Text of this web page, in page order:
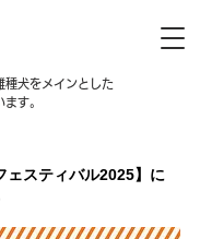
種犬をメインとした
す。
ェスティバル2025】に